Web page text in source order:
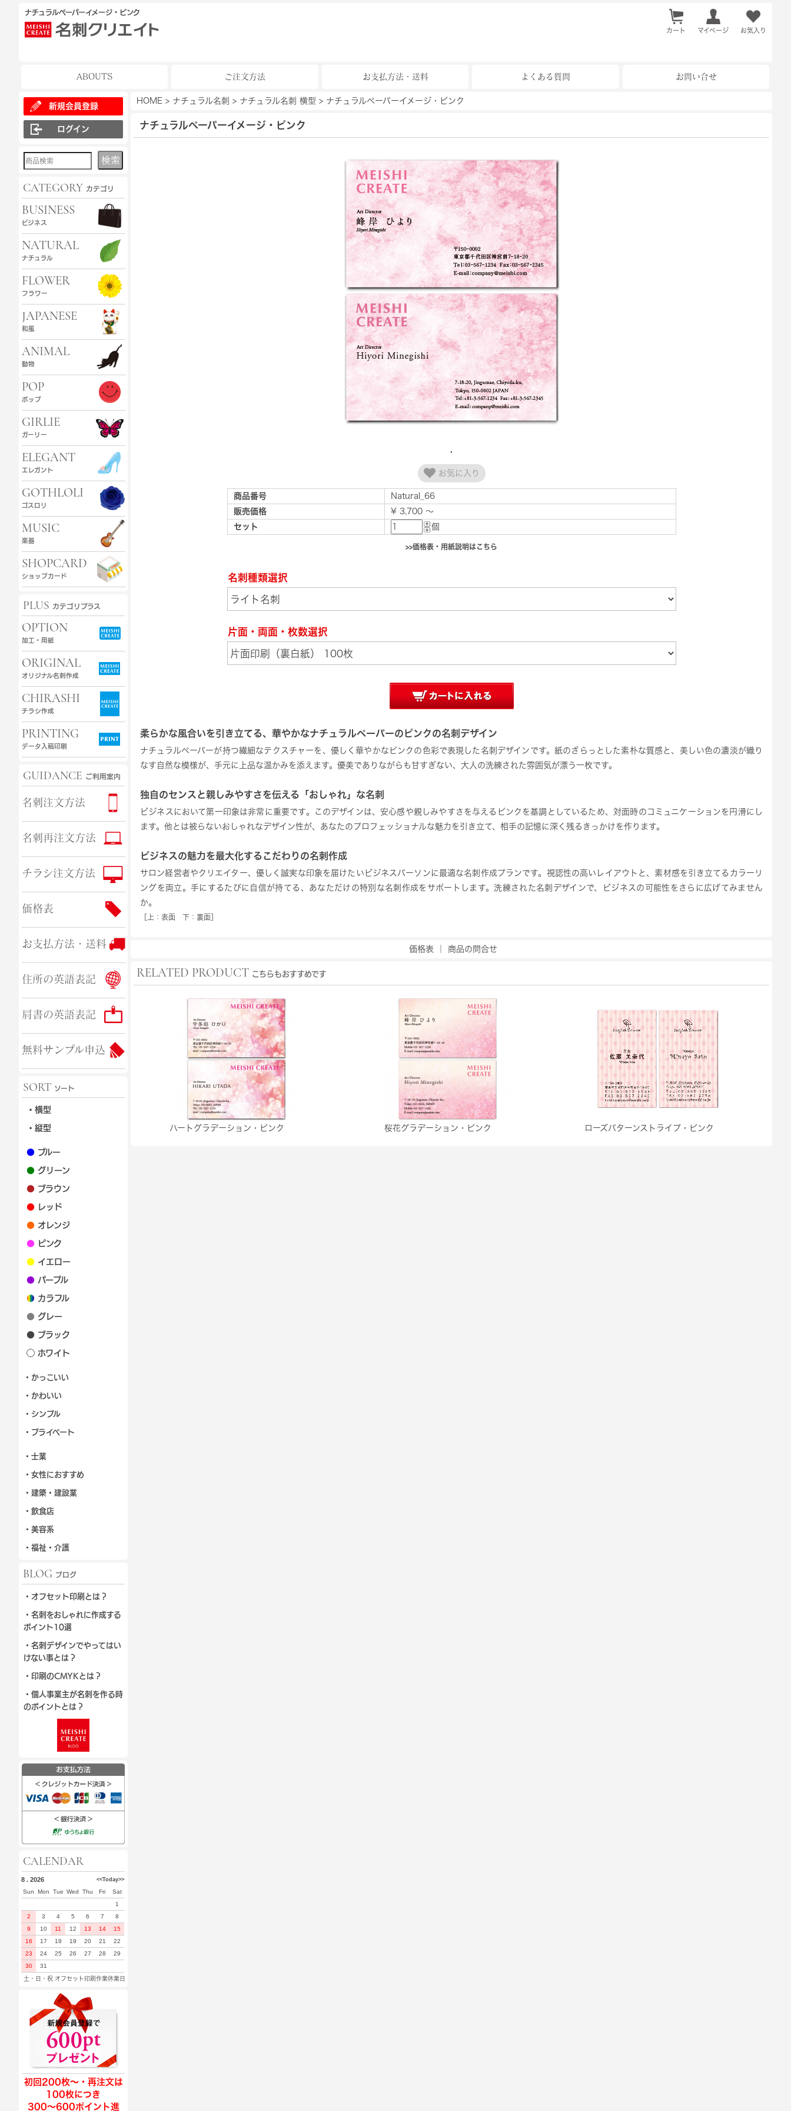
お気入り
マイページ
カート
ナチュラルペーパーイメージ・ピンク
ABOUTS ご注文方法 お支払方法・送料 よくある質問 お問い合せ
新規会員登録
ログイン
検索
CATEGORY カテゴリ
BUSINESS
ビジネス
NATURAL
ナチュラル
FLOWER
フラワー
JAPANESE
和風
ANIMAL
動物
POP
ポップ
GIRLIE
ガーリー
ELEGANT
エレガント
GOTHLOLI
ゴスロリ
MUSIC
楽器
SHOPCARD
ショップカード
PLUS カテゴリプラス
OPTION
加工・用紙
ORIGINAL
オリジナル名刺作成
CHIRASHI
チラシ作成
PRINTING
データ入稿印刷
GUIDANCE ご利用案内
名刺注文方法
名刺再注文方法
チラシ注文方法
価格表
お支払方法・送料
住所の英語表記
肩書の英語表記
無料サンプル申込
SORT ソート
・横型
・縦型
● ブルー
● グリーン
● ブラウン
● レッド
● オレンジ
● ピンク
● イエロー
● パープル
● カラフル
● グレー
● ブラック
◯ ホワイト
・かっこいい
・かわいい
・シンプル
・プライベート
・士業
・女性におすすめ
・建築・建設業
・飲食店
・美容系
・福祉・介護
BLOG ブログ
・オフセット印刷とは？
・名刺をおしゃれに作成する
ポイント10選
・名刺デザインでやってはい
けない事とは？
・印刷のCMYKとは？
・個人事業主が名刺を作る時
のポイントとは？
CALENDAR
>>
Today
<<
8 . 2026
Sun Mon Tue Wed Thu Fri
Sat
1
2
3 4 5 6 7
8
9
10 11 12 13 14
15
16
17 18 19 20 21
22
23
24 25 26 27 28
29
30
31
土・日・祝 オフセット印刷作業休業日
初回200枚〜・再注文は
100枚につき
300〜600ポイント進
HOME > ナチュラル名刺 > ナチュラル名刺 横型 > ナチュラルペーパーイメージ・ピンク
ナチュラルペーパーイメージ・ピンク
お気に入り
商品番号
Natural_66
販売価格
¥ 3,700 ～
セット
個
>>価格表・用紙説明はこちら
名刺種類選択
片面・両面・枚数選択
柔らかな風合いを引き立てる、華やかなナチュラルペーパーのピンクの名刺デザイン
ナチュラルペーパーが持つ繊細なテクスチャーを、優しく華やかなピンクの色彩で表現した名刺デザインです。紙のざらっとした素朴な質感と、美しい色の濃淡が織り
なす自然な模様が、手元に上品な温かみを添えます。優美でありながらも甘すぎない、大人の洗練された雰囲気が漂う一枚です。
独自のセンスと親しみやすさを伝える「おしゃれ」な名刺
ビジネスにおいて第一印象は非常に重要です。このデザインは、安心感や親しみやすさを与えるピンクを基調としているため、対面時のコミュニケーションを円滑にし
ます。他とは被らないおしゃれなデザイン性が、あなたのプロフェッショナルな魅力を引き立て、相手の記憶に深く残るきっかけを作ります。
ビジネスの魅力を最大化するこだわりの名刺作成
サロン経営者やクリエイター、優しく誠実な印象を届けたいビジネスパーソンに最適な名刺作成プランです。視認性の高いレイアウトと、素材感を引き立てるカラーリ
ングを両立。手にするたびに自信が持てる、あなただけの特別な名刺作成をサポートします。洗練された名刺デザインで、ビジネスの可能性をさらに広げてみません
か。
［上：表面 下：裏面］
価格表 商品の問合せ
RELATED PRODUCT こちらもおすすめです
ハートグラデーション・ピンク 桜花グラデーション・ピンク ローズパターンストライプ・ピンク